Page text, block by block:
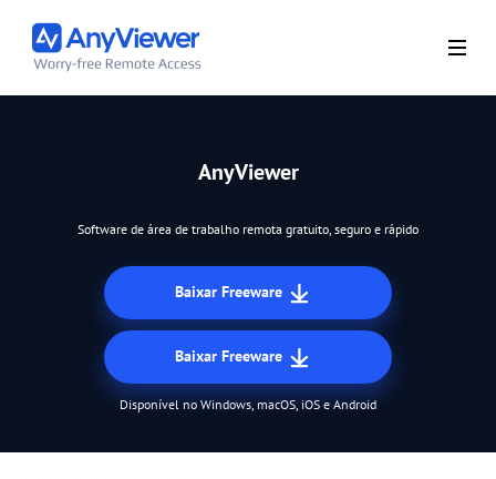
AnyViewer
Software de área de trabalho remota gratuito, seguro e rápido
Baixar Freeware
Baixar Freeware
Disponível no Windows, macOS, iOS e Android